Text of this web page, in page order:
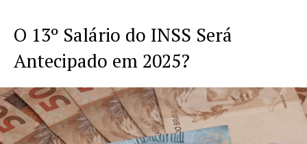
O 13º Salário do INSS Será
Antecipado em 2025?